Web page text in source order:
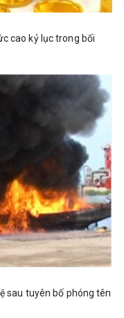
cao kỷ lục trong bối
sau tuyên bố phóng tên